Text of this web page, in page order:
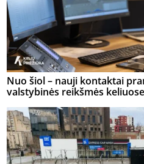
Nuo šiol – nauji kontaktai
valstybinės reikšmės keliuose